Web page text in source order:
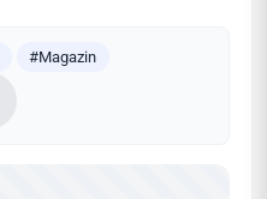
#Magazin